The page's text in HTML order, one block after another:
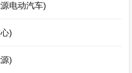
电动汽车)
)
)